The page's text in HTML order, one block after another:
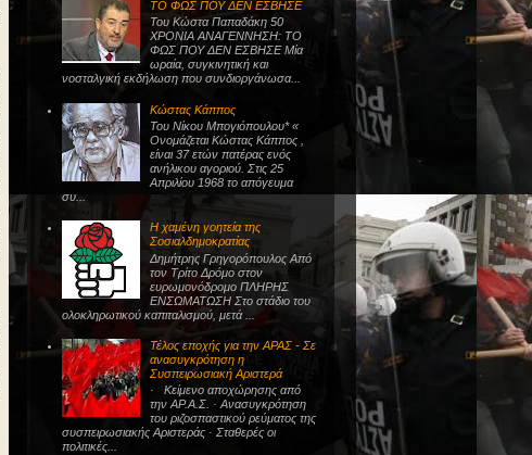
ΤΟ ΦΩΣ ΠΟΥ ΔΕΝ ΕΣΒΗΣΕ
Του Κώστα Παπαδάκη 50
ΧΡΟΝΙΑ ΑΝΑΓΕΝΝΗΣΗ: ΤΟ
ΦΩΣ ΠΟΥ ΔΕΝ ΕΣΒΗΣΕ Μία
ωραία, συγκινητική και
νοσταλγική εκδήλωση που συνδιοργάνωσα...
Κώστας Κάππος
Του Νίκου Μπογιόπουλου* «
Ονομάζεται Κώστας Κάππος ,
είναι 37 ετών πατέρας ενός
ανήλικου αγοριού. Στις 25
Απριλίου 1968 το απόγευμα
συ...
Η χαμένη γοητεία της
Σοσιαλδημοκρατίας
Δημήτρης Γρηγορόπουλος Από
τον Τρίτο Δρόμο στον
ευρωμονόδρομο ΠΛΗΡΗΣ
ΕΝΣΩΜΑΤΩΣΗ Στο στάδιο του
ολοκληρωτικού καπιταλισμού, μετά ...
Τέλος εποχής για την ΑΡΑΣ - Σε
ανασυγκρότηση η
Συσπειρωσιακή Αριστερά
· Κείμενο αποχώρησης από
την ΑΡ.Α.Σ. · Ανασυγκρότηση
του ριζοσπαστικού ρεύματος της
συσπειρωσιακής Αριστεράς · Σταθερές οι
πολιτικές...